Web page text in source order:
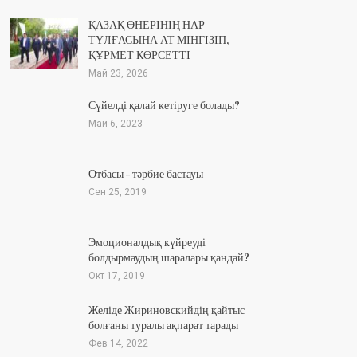
ҚАЗАҚ ӨНЕРІНІҢ НАР
ТҰЛҒАСЫНА АТ МІНГІЗІП,
ҚҰРМЕТ КӨРСЕТТІ
Май 23, 2026
Сүйелді қалай кетіруге болады?
Май 6, 2023
Отбасы – тәрбие бастауы
Сен 25, 2019
Эмоционалдық күйреуді
болдырмаудың шаралары қандай?
Окт 17, 2019
Желіде Жириновскийдің қайтыс
болғаны туралы ақпарат тарады
Фев 14, 2022